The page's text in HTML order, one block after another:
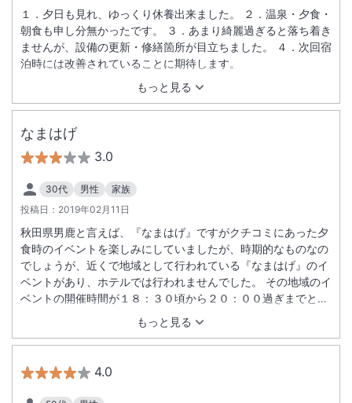
もっと見る
１．夕日も見れ、ゆっくり休養出来ました。 ２．温泉・夕食・
朝食も申し分無かったです。 ３．あまり綺麗過ぎると落ち着き
ませんが、設備の更新・修繕箇所が目立ちました。 ４．次回宿
泊時には改善されていることに期待します。
なまはげ
3.0
30代 男性
家族
投稿日： 2019年02月11日
もっと見る
秋田県男鹿と言えば、『なまはげ』ですがクチコミにあった夕
食時のイベントを楽しみにしていましたが、時期的なものなの
でしょうが、近くで地域として行われている『なまはげ』のイ
ベントがあり、ホテルでは行われませんでした。 その地域のイ
ベントの開催時間が１８：３０頃から２０：００過ぎまでと子
供連れでは夕食や入浴を考えると、参加は難しい。残念でし
た。 施設自体は古さは否めませんが、それほど苦にはなりませ
んし、食事も恐らく値段なりなのでしょう。露天風呂の眺めは
イマイチですが、本館最上階にある大浴場からの日本海の眺め
は良いです（日中でなければ見えませんが） また、朝食のバイ
キングも満足できます。しょっつるで味付けされた海鮮やきそ
4.0